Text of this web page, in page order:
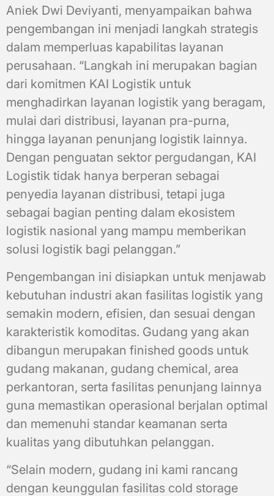
Aniek Dwi Deviyanti, menyampaikan bahwa
pengembangan ini menjadi langkah strategis
dalam memperluas kapabilitas layanan
perusahaan. “Langkah ini merupakan bagian
dari komitmen KAI Logistik untuk
menghadirkan layanan logistik yang beragam,
mulai dari distribusi, layanan pra-purna,
hingga layanan penunjang logistik lainnya.
Dengan penguatan sektor pergudangan, KAI
Logistik tidak hanya berperan sebagai
penyedia layanan distribusi, tetapi juga
sebagai bagian penting dalam ekosistem
logistik nasional yang mampu memberikan
solusi logistik bagi pelanggan.”
Pengembangan ini disiapkan untuk menjawab
kebutuhan industri akan fasilitas logistik yang
semakin modern, efisien, dan sesuai dengan
karakteristik komoditas. Gudang yang akan
dibangun merupakan finished goods untuk
gudang makanan, gudang chemical, area
perkantoran, serta fasilitas penunjang lainnya
guna memastikan operasional berjalan optimal
dan memenuhi standar keamanan serta
kualitas yang dibutuhkan pelanggan.
“Selain modern, gudang ini kami rancang
dengan keunggulan fasilitas cold storage